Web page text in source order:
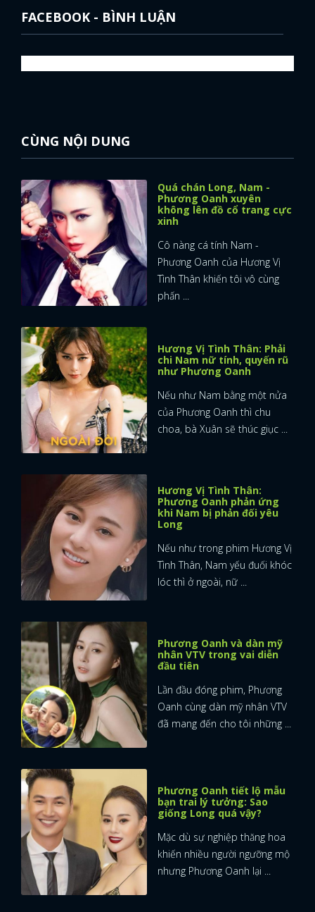
FACEBOOK - BÌNH LUẬN
CÙNG NỘI DUNG
Quá chán Long, Nam -
Phương Oanh xuyên
không lên đồ cổ trang cực
xinh
Cô nàng cá tính Nam -
Phương Oanh của Hương Vị
Tình Thân khiến tôi vô cùng
phấn ...
Hương Vị Tình Thân: Phải
chi Nam nữ tính, quyến rũ
như Phương Oanh
Nếu như Nam bằng một nửa
của Phương Oanh thì chu
choa, bà Xuân sẽ thúc giục ...
Hương Vị Tình Thân:
Phương Oanh phản ứng
khi Nam bị phản đối yêu
Long
Nếu như trong phim Hương Vị
Tình Thân, Nam yếu đuối khóc
lóc thì ở ngoài, nữ ...
Phương Oanh và dàn mỹ
nhân VTV trong vai diễn
đầu tiên
Lần đầu đóng phim, Phương
Oanh cùng dàn mỹ nhân VTV
đã mang đến cho tôi những ...
Phương Oanh tiết lộ mẫu
bạn trai lý tưởng: Sao
giống Long quá vậy?
Mặc dù sự nghiệp thăng hoa
khiến nhiều người ngưỡng mộ
nhưng Phương Oanh lại ...